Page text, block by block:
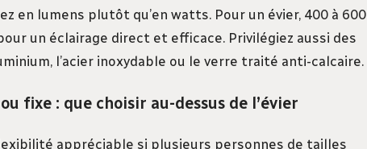
en lumens plutôt qu’en watts. Pour un évier, 400 à 600
un éclairage direct et efficace. Privilégiez aussi des
l’acier inoxydable ou le verre traité anti-calcaire.
fixe : que choisir au-dessus de l’évier
appréciable si plusieurs personnes de tailles